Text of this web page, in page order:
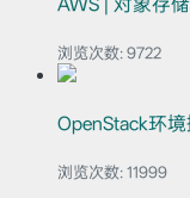
浏览次数: 9722
OpenStack环境
浏览次数: 11999